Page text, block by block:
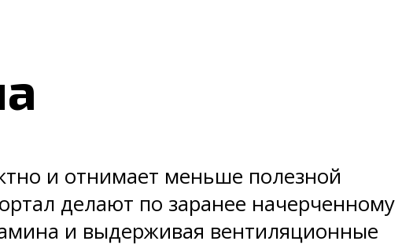
и отнимает меньше полезной
делают по заранее начерченному
и выдерживая вентиляционные